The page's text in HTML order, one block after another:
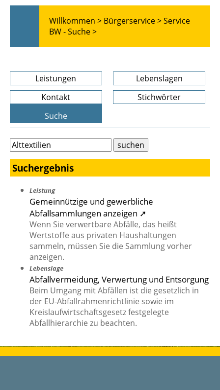
Willkommen > Bürgerservice >Service
BW - Suche >
Leistungen
Lebenslagen
Kontakt
Stichwörter
Suche
Suchergebnis
Leistung
Gemeinnützige und gewerbliche
Abfallsammlungen anzeigen ➚
Wenn Sie verwertbare Abfälle, das heißt
Wertstoffe aus privaten Haushaltungen
sammeln, müssen Sie die Sammlung vorher
anzeigen.
Lebenslage
Abfallvermeidung, Verwertung und Entsorgung
Beim Umgang mit Abfällen ist die gesetzlich in
der EU-Abfallrahmenrichtlinie sowie im
Kreislaufwirtschaftsgesetz festgelegte
Abfallhierarchie zu beachten.